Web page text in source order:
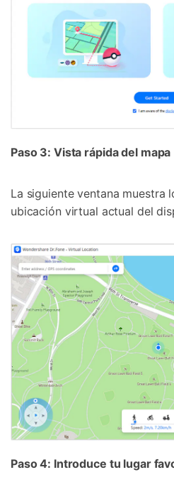
Paso 3: Vista rápida del mapa
La siguiente ventana muestra
ubicación virtual actual del
Paso 4: Introduce tu lugar